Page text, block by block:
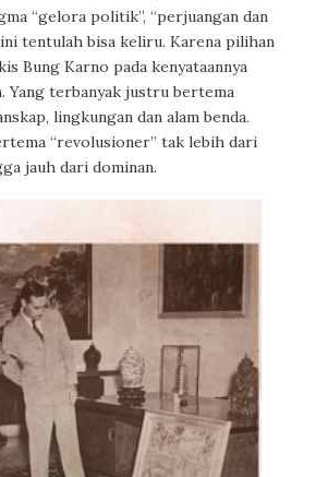
“gelora politik”, “perjuangan dan
tentulah bisa keliru. Karena pilihan
Bung Karno pada kenyataannya
Yang terbanyak justru bertema
lingkungan dan alam benda.
“revolusioner” tak lebih dari
jauh dari dominan.